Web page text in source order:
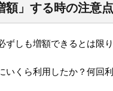
額」する時の注意点
ずしも増額できるとは限
いくら利用したか？何回